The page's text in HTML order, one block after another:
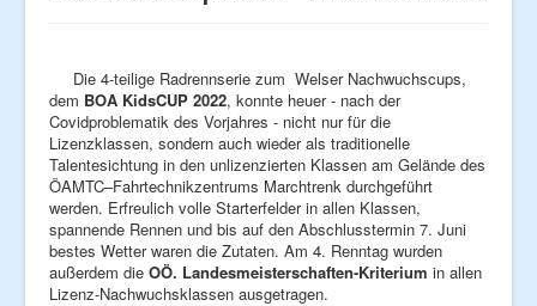
Die 4-teilige Radrennserie zum Welser Nachwuchscups,
dem BOA KidsCUP 2022, konnte heuer - nach der
Covidproblematik des Vorjahres - nicht nur für die
Lizenzklassen, sondern auch wieder als traditionelle
Talentesichtung in den unlizenzierten Klassen am Gelände des
ÖAMTC–Fahrtechnikzentrums Marchtrenk durchgeführt
werden. Erfreulich volle Starterfelder in allen Klassen,
spannende Rennen und bis auf den Abschlusstermin 7. Juni
bestes Wetter waren die Zutaten. Am 4. Renntag wurden
außerdem die OÖ. Landesmeisterschaften-Kriterium in allen
Lizenz-Nachwuchsklassen ausgetragen.